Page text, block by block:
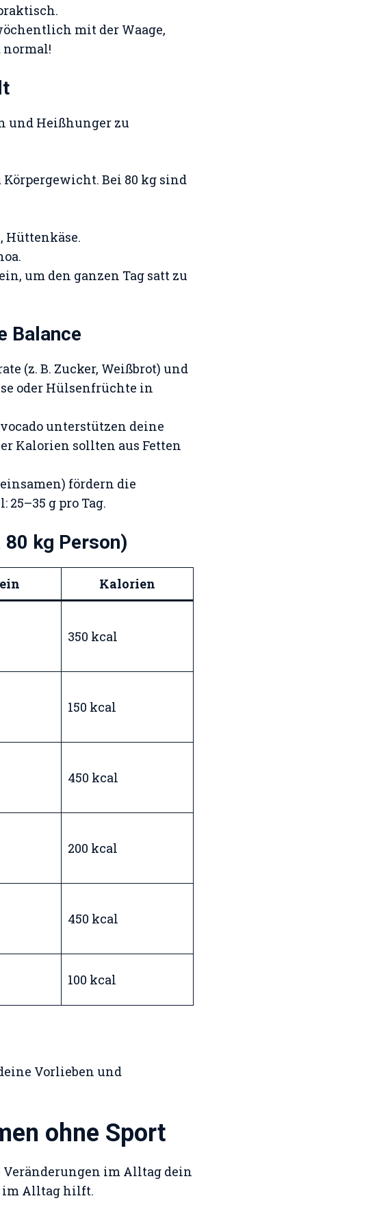
mit der Waage,
normal!
und Heißhunger zu
Körpergewicht. Bei 80 kg sind
Hüttenkäse.
um den ganzen Tag satt zu
Balance
(z. B. Zucker, Weißbrot) und
oder Hülsenfrüchte in
unterstützen deine
Kalorien sollten aus Fetten
fördern die
g pro Tag.
kg Person)
Kalorien
350 kcal
150 kcal
450 kcal
200 kcal
450 kcal
100 kcal
Vorlieben und
ohne Sport
im Alltag dein
im Alltag hilft.